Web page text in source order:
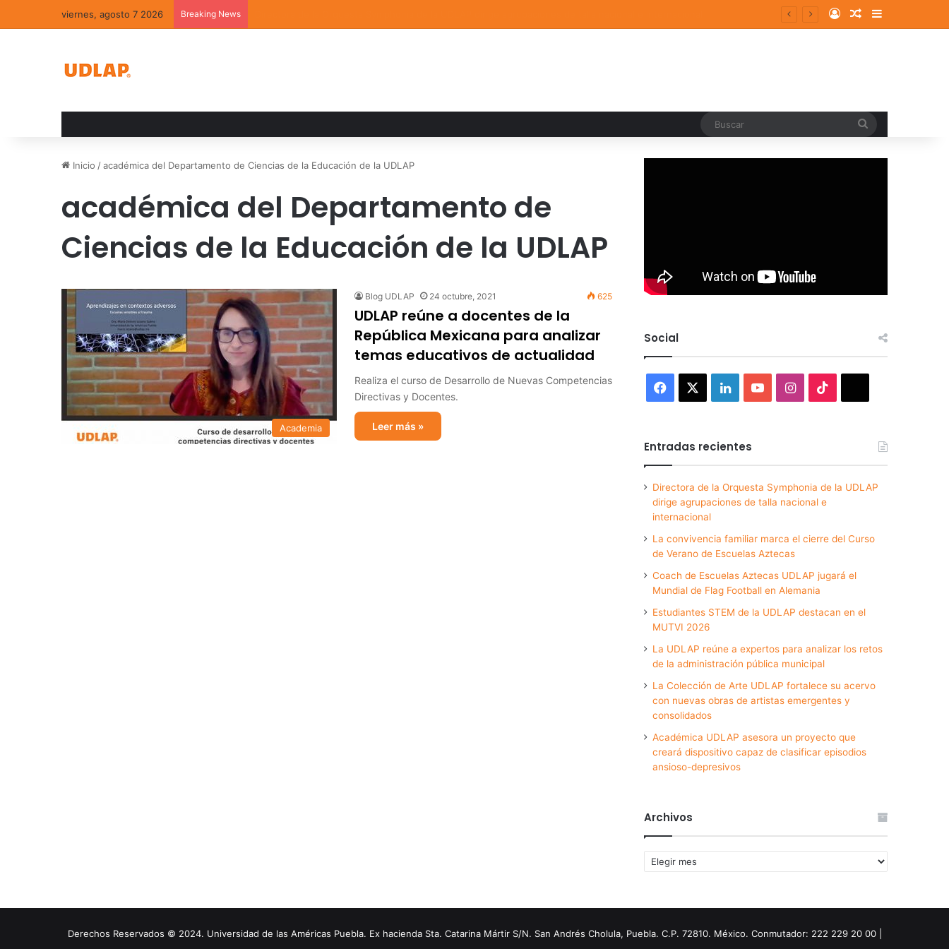
viernes, agosto 7 2026 Breaking News Log InRandom Article
Sidebar
Inicio /académica del Departamento de Ciencias de la Educación de la UDLAP
académica del Departamento de
Ciencias de la Educación de la UDLAP
Academia
Blog UDLAP 24 octubre, 2021 625
UDLAP reúne a docentes de la
República Mexicana para analizar
temas educativos de actualidad
Realiza el curso de Desarrollo de Nuevas Competencias
Directivas y Docentes.
Leer más »
Social
Facebook LinkedInYouTubeInstagram
Entradas recientes
Directora de la Orquesta Symphonia de la UDLAP
dirige agrupaciones de talla nacional e
internacional
La convivencia familiar marca el cierre del Curso
de Verano de Escuelas Aztecas
Coach de Escuelas Aztecas UDLAP jugará el
Mundial de Flag Football en Alemania
Estudiantes STEM de la UDLAP destacan en el
MUTVI 2026
La UDLAP reúne a expertos para analizar los retos
de la administración pública municipal
La Colección de Arte UDLAP fortalece su acervo
con nuevas obras de artistas emergentes y
consolidados
Académica UDLAP asesora un proyecto que
creará dispositivo capaz de clasificar episodios
ansioso-depresivos
Archivos
Archivos
Derechos Reservados © 2024. Universidad de las Américas Puebla. Ex hacienda Sta. Catarina Mártir S/N. San Andrés Cholula, Puebla. C.P. 72810. México. Conmutador: 222 229 20 00 |